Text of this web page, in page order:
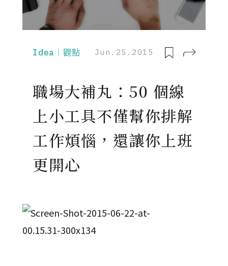
Idea｜觀點 Jun.25.2015
職場大補丸：50 個線
上小工具不僅幫你排解
工作煩惱，還讓你上班
更開心